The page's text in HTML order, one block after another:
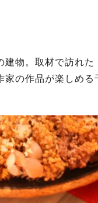
物。取材で訪れ
の作品が楽しめ